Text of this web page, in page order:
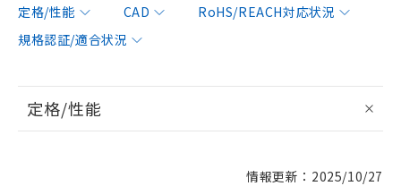
定格/性能 CAD
RoHS/REACH対応状況
規格認証/適合状況
定格/性能
情報更新：2025/10/27